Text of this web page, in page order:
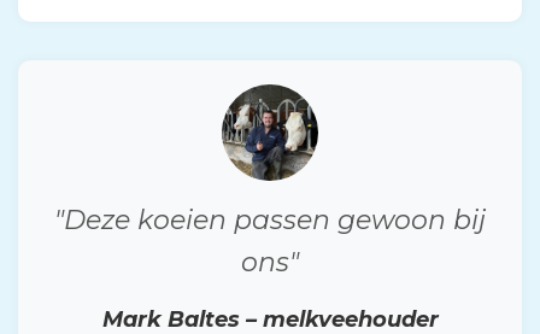
"Deze koeien passen gewoon bij
ons"
Mark Baltes – melkveehouder